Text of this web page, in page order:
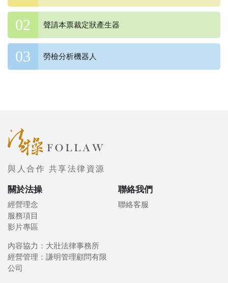
聲請本票裁定狀產生器
勞檢分析機器人
與人合作 共享法律資源
關於法操
經營理念
服務項目
影片專區
聯絡我們
聯絡客服
內容協力：大壯法律事務所
經營管理：謙明管理顧問有限
公司